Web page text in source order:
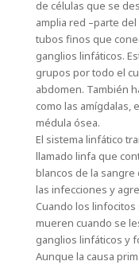
de células que se
amplia red –parte
tubos finos que
ganglios linfáticos.
grupos por todo el
abdomen. También
como las amígdalas,
médula ósea.
El sistema linfático
llamado linfa que
blancos de la
las infecciones y
Cuando los
mueren cuando se
ganglios linfáticos y
Aunque la causa